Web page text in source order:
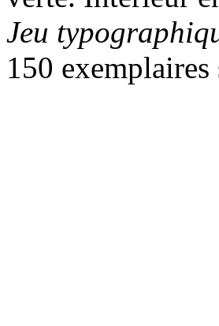
Jeu
150